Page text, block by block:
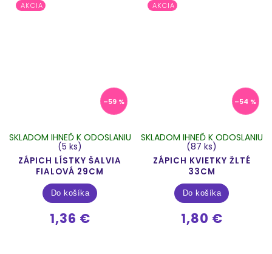
AKCIA
–59 %
ZÁPICH LÍSTKY ŠALVIA
FIALOVÁ 29CM
SKLADOM IHNEĎ K ODOSLANIU
(5 ks)
1,36 €
Do košíka
AKCIA
–54 %
ZÁPICH KVIETKY ŽLTÉ
33CM
SKLADOM IHNEĎ K ODOSLANIU
(87 ks)
1,80 €
Do košíka